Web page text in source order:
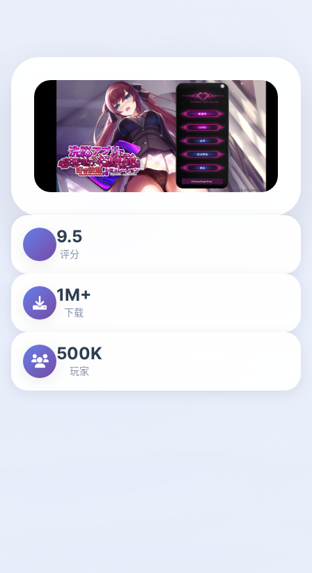
9.5
评分
1M+
下载
500K
玩家